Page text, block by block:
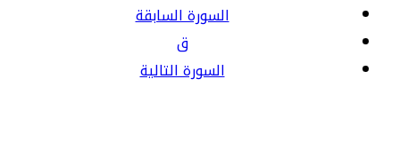
السورة السابقة
ق
السورة التالية